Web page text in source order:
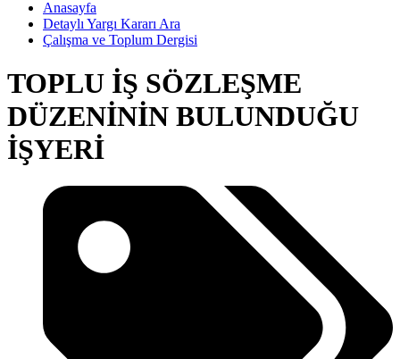
Anasayfa
Detaylı Yargı Kararı Ara
Çalışma ve Toplum Dergisi
TOPLU İŞ SÖZLEŞME
DÜZENİNİN BULUNDUĞU
İŞYERİ